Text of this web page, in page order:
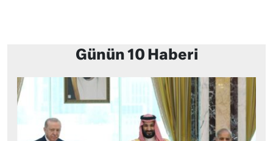
Günün 10 Haberi